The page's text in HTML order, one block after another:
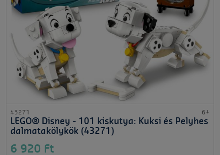
43271 6+
LEGO® Disney - 101 kiskutya: Kuksi és Pelyhes
dalmatakölykök (43271)
6 920 Ft